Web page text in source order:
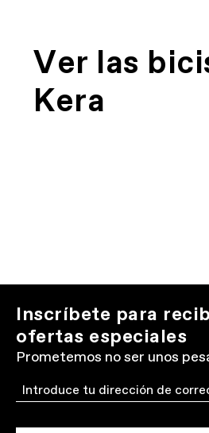
Ver las
Kera
Inscríbete para
ofertas especiales
Prometemos no ser unos
Email